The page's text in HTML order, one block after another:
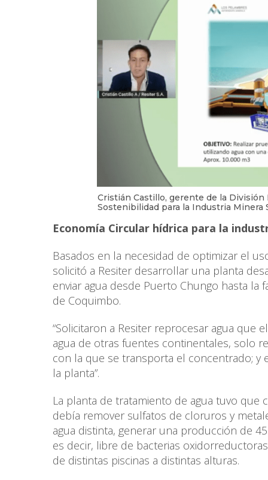
Cristián Castillo, gerente de la
Sostenibilidad para la Industria Minera
Economía Circular hídrica para la
Basados en la necesidad de optimizar el
solicitó a Resiter desarrollar una planta
enviar agua desde Puerto Chungo hasta la
de Coquimbo.
“Solicitaron a Resiter reprocesar agua
agua de otras fuentes continentales, solo
con la que se transporta el concentrado; y
la planta”.
La planta de tratamiento de agua tuvo que
debía remover sulfatos de cloruros y
agua distinta, generar una producción de
es decir, libre de bacterias
de distintas piscinas a distintas alturas.